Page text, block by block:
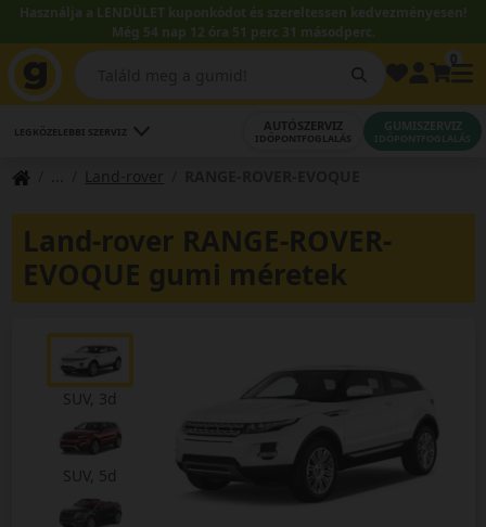
Használja a LENDÜLET kuponkódot és szereltessen kedvezményesen!
Még 54 nap 12 óra 51 perc 30 másodperc.
LEGKÖZELEBBI SZERVIZ AUTÓSZERVIZ
IDŐPONTFOGLALÁS
GUMISZERVIZ
IDŐPONTFOGLALÁS
Land-rover
Land-rover RANGE-ROVER-
EVOQUE gumi méretek
SUV, 3d
SUV, 5d